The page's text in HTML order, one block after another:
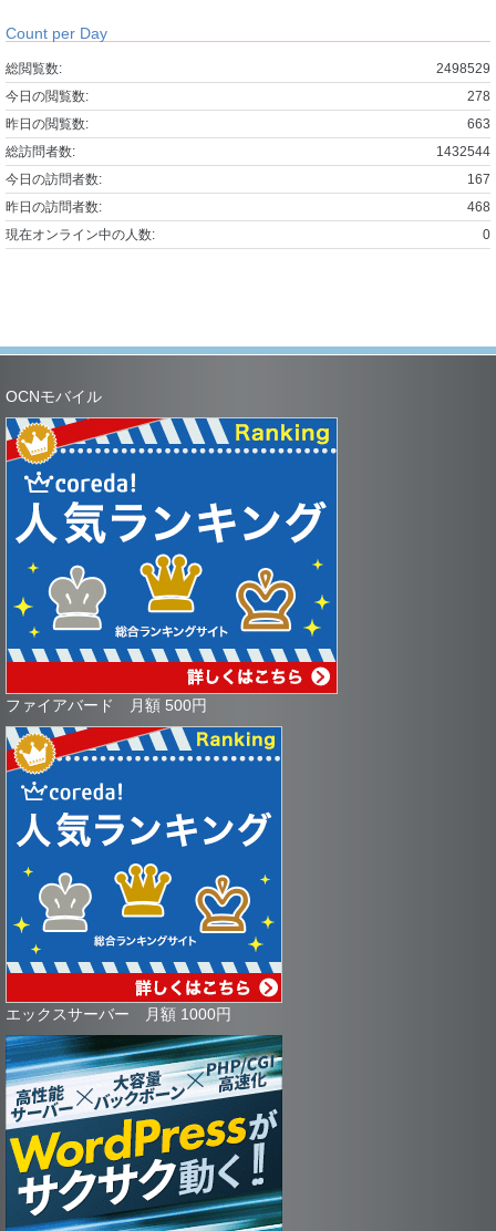
Count per Day
2498529
総閲覧数:
278
今日の閲覧数:
663
昨日の閲覧数:
1432544
総訪問者数:
167
今日の訪問者数:
468
昨日の訪問者数:
0
現在オンライン中の人数:
OCNモバイル
ファイアバード 月額 500円
エックスサーバー 月額 1000円